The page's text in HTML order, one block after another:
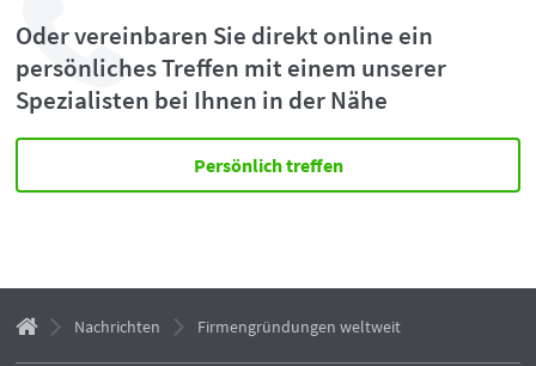
Oder vereinbaren Sie direkt online ein
persönliches Treffen mit einem unserer
Spezialisten bei Ihnen in der Nähe
Persönlich treffen
Nachrichten Firmengründungen weltweit